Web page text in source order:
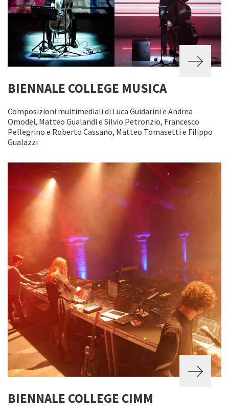
BIENNALE COLLEGE MUSICA
Composizioni multimediali di Luca Guidarini e Andrea
Omodei, Matteo Gualandi e Silvio Petronzio, Francesco
Pellegrino e Roberto Cassano, Matteo Tomasetti e Filippo
Gualazzi
BIENNALE COLLEGE CIMM